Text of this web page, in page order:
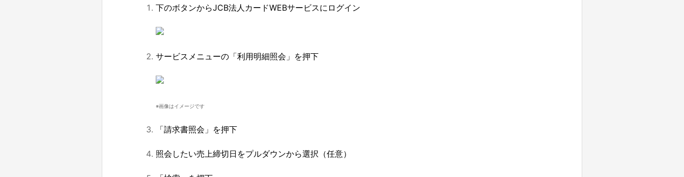
下のボタンからJCB法人カードWEBサービスにログイン
サービスメニューの「利用明細照会」を押下
※画像はイメージです
「請求書照会」を押下
照会したい売上締切日をプルダウンから選択（任意）